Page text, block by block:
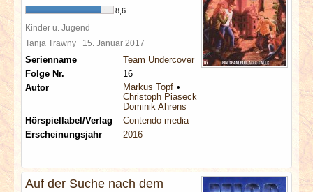
8,6
Kinder u. Jugend
Tanja Trawny 15. Januar 2017
Serienname
Team Undercover
Folge Nr.
16
Autor
Markus Topf
Christoph Piasecki
Dominik Ahrens
Hörspiellabel/Verlag
Contendo media
Erscheinungsjahr
2016
Auf der Suche nach dem